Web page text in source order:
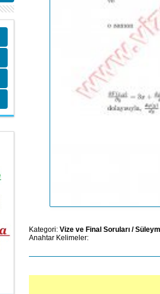
Kategori: Vize ve Final Soruları /
Anahtar Kelimeler: